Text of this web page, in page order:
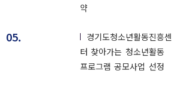
약
05.
경기도청소년활동진흥센
터 찾아가는 청소년활동
프로그램 공모사업 선정